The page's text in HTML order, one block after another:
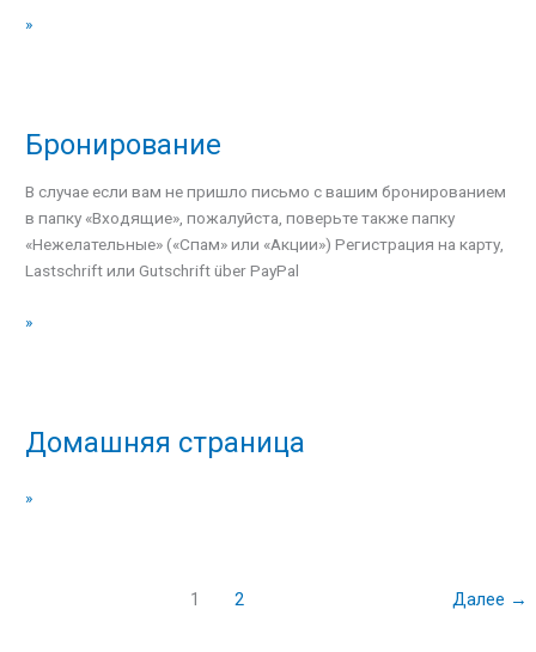
»
Бpонировaние
В случае если вам не пришло письмо с вашим бронированием
в папку «Входящие», пожалуйста, поверьте также папку
«Нежелательные» («Спам» или «Акции») Регистрация на карту,
Lastschrift или Gutschrift über PayPal
Бpонировaние
»
Домашняя страница
Домашняя
страница
»
1 2 Далее →